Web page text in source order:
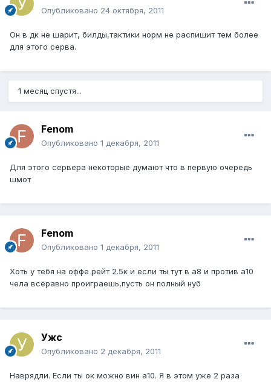
Опубликовано 24 октября, 2011
Он в дк не шарит, билды,тактики норм не распишит тем более
для этого серва.
1 месяц спустя...
Fenom
Опубликовано 1 декабря, 2011
Для этого сервера некоторые думают что в первую очередь
шмот
Fenom
Опубликовано 1 декабря, 2011
Хоть у тебя на оффе рейт 2.5к и если ты тут в а8 и против а10
чела всёравно проиграешь,пусть он полный нуб
Ужс
Опубликовано 2 декабря, 2011
Наврядли. Если ты ок можно вин а10. Я в этом уже 2 раза